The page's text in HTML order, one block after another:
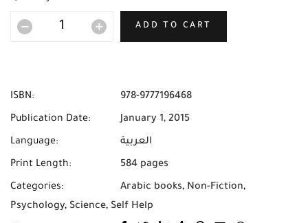
ADD TO CART
ISBN: 978-9777196468
Publication Date: January 1, 2015
Language: العربية
Print Length: 584 pages
Categories: Arabic books, Non-Fiction,
Psychology, Science, Self Help